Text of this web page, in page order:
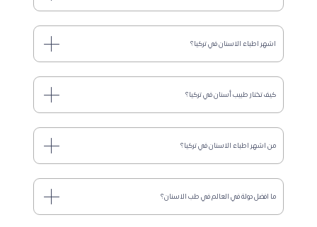
اشهر اطباء الاسنان في تركيا؟
كيف تختار طبيب أسنان في تركيا؟
من اشهر اطباء الاسنان في تركيا؟
ما افضل دولة في العالم في طب الاسنان؟